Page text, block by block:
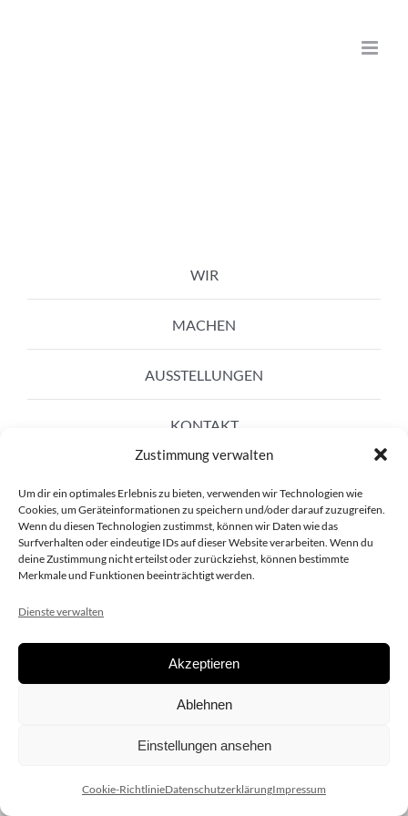
Zustimmung verwalten
Um dir ein optimales Erlebnis zu bieten, verwenden wir Technologien wie
Cookies, um Geräteinformationen zu speichern und/oder darauf zuzugreifen.
Wenn du diesen Technologien zustimmst, können wir Daten wie das
Surfverhalten oder eindeutige IDs auf dieser Website verarbeiten. Wenn du
deine Zustimmung nicht erteilst oder zurückziehst, können bestimmte
Merkmale und Funktionen beeinträchtigt werden.
Dienste verwalten
Akzeptieren
Ablehnen
Einstellungen ansehen
Cookie-RichtlinieDatenschutzerklärungImpressum
WIR
MACHEN
AUSSTELLUNGEN
KONTAKT
Copyright 2020 dieSCHAUsteller.at |Datenschützerklärung|
| Design:www.ARGEntur.at